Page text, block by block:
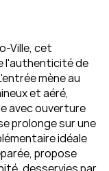
Ville, cet
l'authenticité de
mène au
et aéré,
avec ouverture
prolonge sur une
idéale
propose